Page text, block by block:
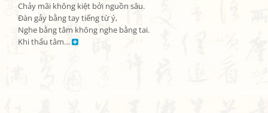
Chảy mãi không kiệt bởi nguồn sâu.
Đàn gảy bằng tay tiếng từ ý,
Nghe bằng tâm không nghe bằng tai.
Khi thấu tâm…